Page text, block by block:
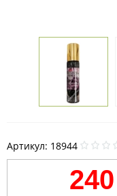
Артикул: 18944
240